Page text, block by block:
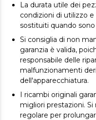
La durata utile dei
condizioni di utilizzo e
sostituiti quando
Si consiglia di non
garanzia è valida,
responsabile delle
malfunzionamenti
dell'apparecchiatura.
I ricambi originali
migliori prestazioni.
regolare per